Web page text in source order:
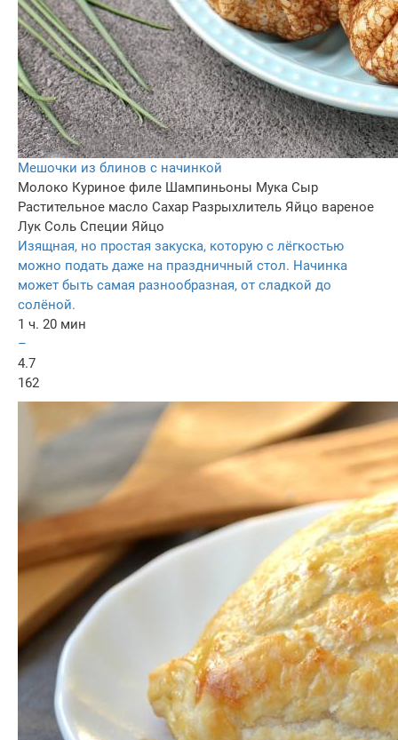
Мешочки из блинов с начинкой
Молоко Куриное филе Шампиньоны Мука Сыр
Растительное масло Сахар Разрыхлитель Яйцо вареное
Лук Соль Специи Яйцо
Изящная, но простая закуска, которую с лёгкостью
можно подать даже на праздничный стол. Начинка
может быть самая разнообразная, от сладкой до
солёной.
1 ч. 20 мин
–
4.7
162